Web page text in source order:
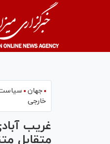
جهان
خارجی
غریب
متقابل